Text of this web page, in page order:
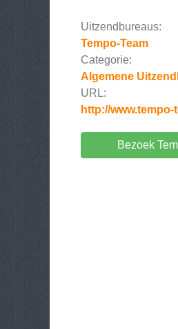
Uitzendbureaus:
Tempo-Team
Categorie:
Algemene
URL:
http://www.tempo-
Bezoek